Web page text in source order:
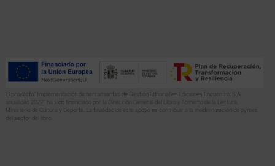
El proyecto “Implementación de herramientas de Gestión Editorial en Ediciones Encuentro, S.A.
anualidad 2022” ha sido financiado por la Dirección General del Libro y Fomento de la Lectura,
Ministerio de Cultura y Deporte. La finalidad de este apoyo es contribuir a la modernización de pymes
del sector del libro.